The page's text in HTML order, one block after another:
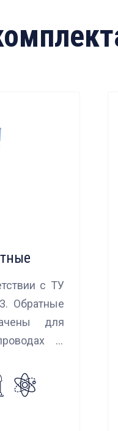
с ТУ
Обратные
для
с
и